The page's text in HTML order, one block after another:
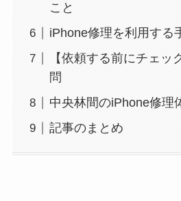
こと
iPhone修理を利用する
【依頼する前にチェ
問
中央林間のiPhone修理
記事のまとめ